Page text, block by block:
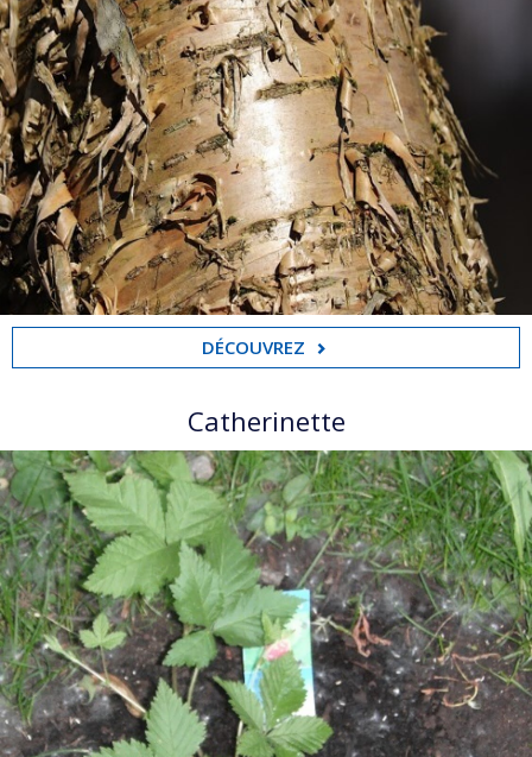
DÉCOUVREZ
Catherinette